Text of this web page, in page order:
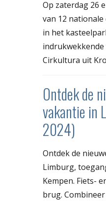
Op zaterdag 26
van 12
in het
Cirkultura uit
Ontdek de
vakantie in
2024)
Ontdek de
Limburg,
Kempen. Fiets-
brug.